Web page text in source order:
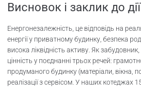
Висновок і заклик до дії
Енергонезалежність, це відповідь на
енергії у приватному будинку, безпека
висока ліквідність активу. Як
цінність у поєднанні трьох речей:
продуманого будинку (матеріали, вікна,
реалізації з сервісом. У наших котеджах